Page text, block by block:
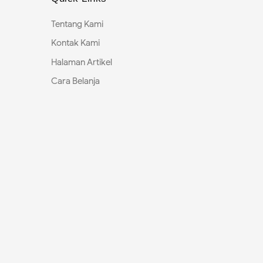
Tentang Kami
Kontak Kami
Halaman Artikel
Cara Belanja